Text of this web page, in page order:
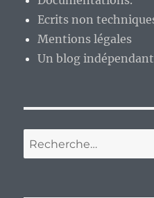
Ecrits non
Mentions légales
Un blog
Recherche
pour :